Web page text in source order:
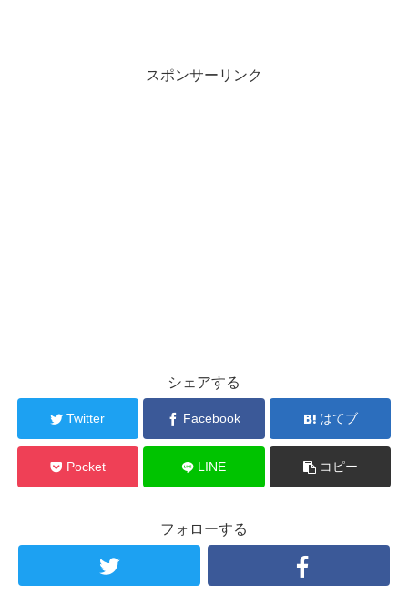
スポンサーリンク
シェアする
Twitter Facebook はてブ
Pocket LINE コピー
フォローする